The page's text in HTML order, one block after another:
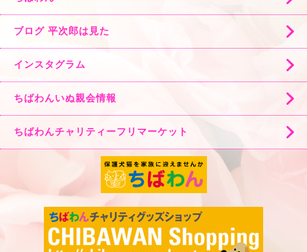
ブログ 平次郎は見た
インスタグラム
ちばわんいぬ親会情報
ちばわんチャリティーフリマーケット